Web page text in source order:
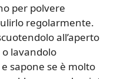
per polvere
regolarmente.
all’aperto
lavandolo
sapone se è molto